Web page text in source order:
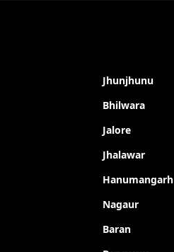
Jhunjhunu
Bhilwara
Jalore
Jhalawar
Hanumangarh
Nagaur
Baran